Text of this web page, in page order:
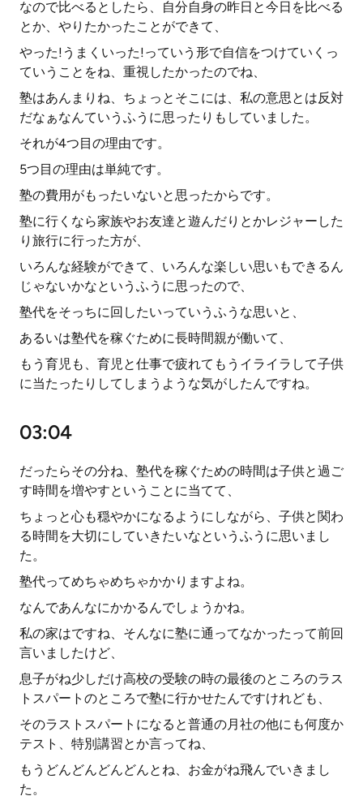
なので比べるとしたら、自分自身の昨日と今日を比べる
とか、やりたかったことができて、
やった!うまくいった!っていう形で自信をつけていくっ
ていうことをね、重視したかったのでね、
塾はあんまりね、ちょっとそこには、私の意思とは反対
だなぁなんていうふうに思ったりもしていました。
それが4つ目の理由です。
5つ目の理由は単純です。
塾の費用がもったいないと思ったからです。
塾に行くなら家族やお友達と遊んだりとかレジャーした
り旅行に行った方が、
いろんな経験ができて、いろんな楽しい思いもできるん
じゃないかなというふうに思ったので、
塾代をそっちに回したいっていうふうな思いと、
あるいは塾代を稼ぐために長時間親が働いて、
もう育児も、育児と仕事で疲れてもうイライラして子供
に当たったりしてしまうような気がしたんですね。
03:04
だったらその分ね、塾代を稼ぐための時間は子供と過ご
す時間を増やすということに当てて、
ちょっと心も穏やかになるようにしながら、子供と関わ
る時間を大切にしていきたいなというふうに思いまし
た。
塾代ってめちゃめちゃかかりますよね。
なんであんなにかかるんでしょうかね。
私の家はですね、そんなに塾に通ってなかったって前回
言いましたけど、
息子がね少しだけ高校の受験の時の最後のところのラス
トスパートのところで塾に行かせたんですけれども、
そのラストスパートになると普通の月社の他にも何度か
テスト、特別講習とか言ってね、
もうどんどんどんどんとね、お金がね飛んでいきまし
た。